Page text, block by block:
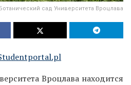
сад Университета Вроцлава
Вроцлава находится